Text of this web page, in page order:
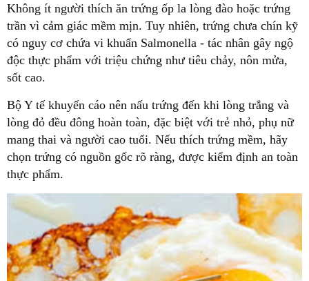
Không ít người thích ăn trứng ốp la lòng đào hoặc trứng
trần vì cảm giác mềm mịn. Tuy nhiên, trứng chưa chín kỹ
có nguy cơ chứa vi khuẩn Salmonella - tác nhân gây ngộ
độc thực phẩm với triệu chứng như tiêu chảy, nôn mửa,
sốt cao.
Bộ Y tế khuyến cáo nên nấu trứng đến khi lòng trắng và
lòng đỏ đều đông hoàn toàn, đặc biệt với trẻ nhỏ, phụ nữ
mang thai và người cao tuổi. Nếu thích trứng mềm, hãy
chọn trứng có nguồn gốc rõ ràng, được kiểm định an toàn
thực phẩm.